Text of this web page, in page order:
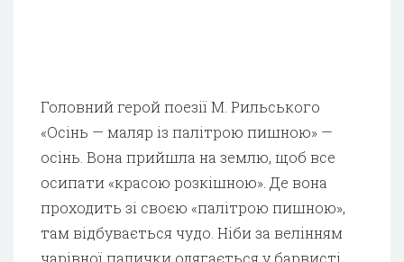
Головний герой поезії М. Рильського
«Осінь — маляр із палітрою пишною» —
осінь. Вона прийшла на землю, щоб все
осипати «красою розкішною». Де вона
проходить зі своєю «палітрою пишною»,
там відбувається чудо. Ніби за велінням
чарівної палички одягається у барвисті